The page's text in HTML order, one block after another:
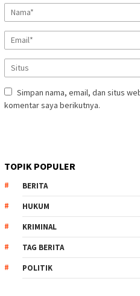
Simpan nama, email, dan situs
komentar saya berikutnya.
TOPIK POPULER
BERITA
HUKUM
KRIMINAL
TAG BERITA
POLITIK